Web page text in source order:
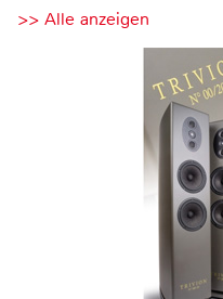
>> Alle anzeigen